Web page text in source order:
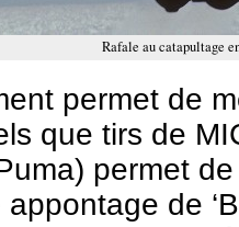
Rafale au catapultage
permet de
que tirs de
permet
de